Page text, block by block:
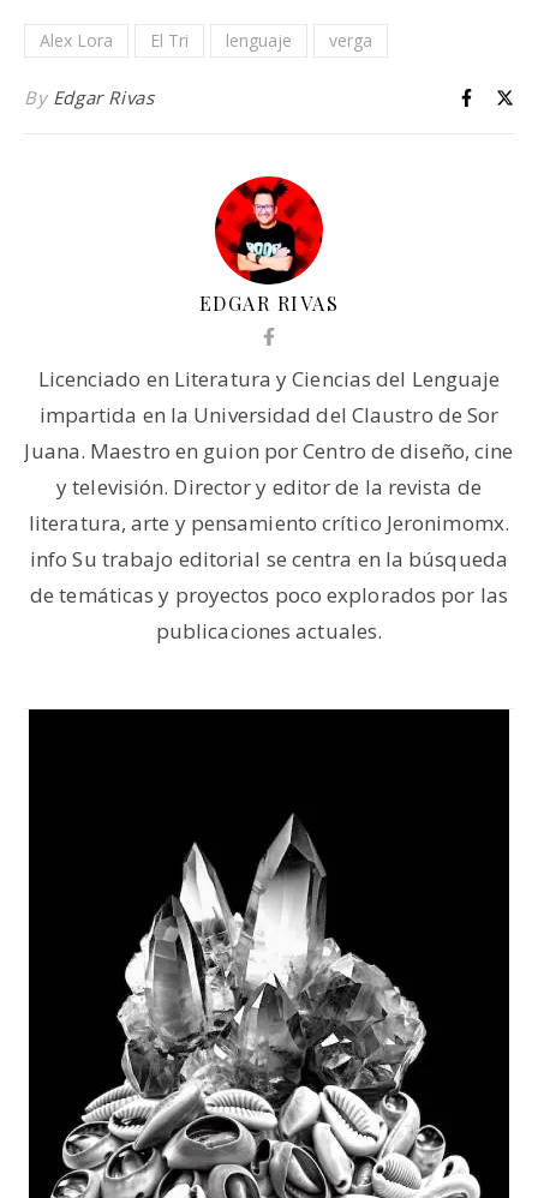
Alex Lora El Tri lenguaje verga
By Edgar Rivas
EDGAR RIVAS
Licenciado en Literatura y Ciencias del Lenguaje
impartida en la Universidad del Claustro de Sor
Juana. Maestro en guion por Centro de diseño, cine
y televisión. Director y editor de la revista de
literatura, arte y pensamiento crítico Jeronimomx.
info Su trabajo editorial se centra en la búsqueda
de temáticas y proyectos poco explorados por las
publicaciones actuales.